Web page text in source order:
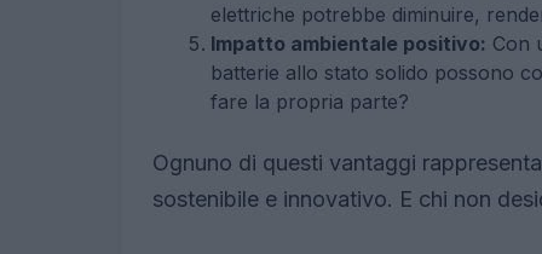
elettriche potrebbe diminuire,
Impatto ambientale positivo: Con
batterie allo stato solido possono
fare la propria parte?
Ognuno di questi vantaggi
sostenibile e innovativo. E chi non